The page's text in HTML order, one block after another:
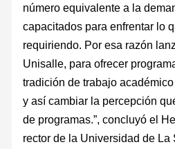
número equivalente a la
capacitados para enfrentar lo
requiriendo. Por esa razón
Unisalle, para ofrecer
tradición de trabajo
y así cambiar la percepción
de programas.”, concluyó el
rector de la Universidad de La